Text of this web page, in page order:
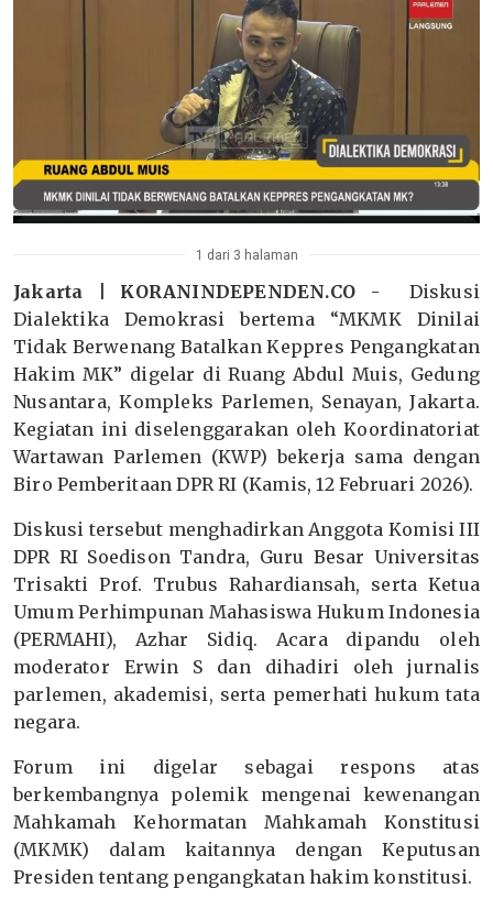
1 dari 3 halaman
Jakarta | KORANINDEPENDEN.CO - Diskusi
Dialektika Demokrasi bertema “MKMK Dinilai
Tidak Berwenang Batalkan Keppres Pengangkatan
Hakim MK” digelar di Ruang Abdul Muis, Gedung
Nusantara, Kompleks Parlemen, Senayan, Jakarta.
Kegiatan ini diselenggarakan oleh Koordinatoriat
Wartawan Parlemen (KWP) bekerja sama dengan
Biro Pemberitaan DPR RI (Kamis, 12 Februari 2026).
Diskusi tersebut menghadirkan Anggota Komisi III
DPR RI Soedison Tandra, Guru Besar Universitas
Trisakti Prof. Trubus Rahardiansah, serta Ketua
Umum Perhimpunan Mahasiswa Hukum Indonesia
(PERMAHI), Azhar Sidiq. Acara dipandu oleh
moderator Erwin S dan dihadiri oleh jurnalis
parlemen, akademisi, serta pemerhati hukum tata
negara.
Forum ini digelar sebagai respons atas
berkembangnya polemik mengenai kewenangan
Mahkamah Kehormatan Mahkamah Konstitusi
(MKMK) dalam kaitannya dengan Keputusan
Presiden tentang pengangkatan hakim konstitusi.